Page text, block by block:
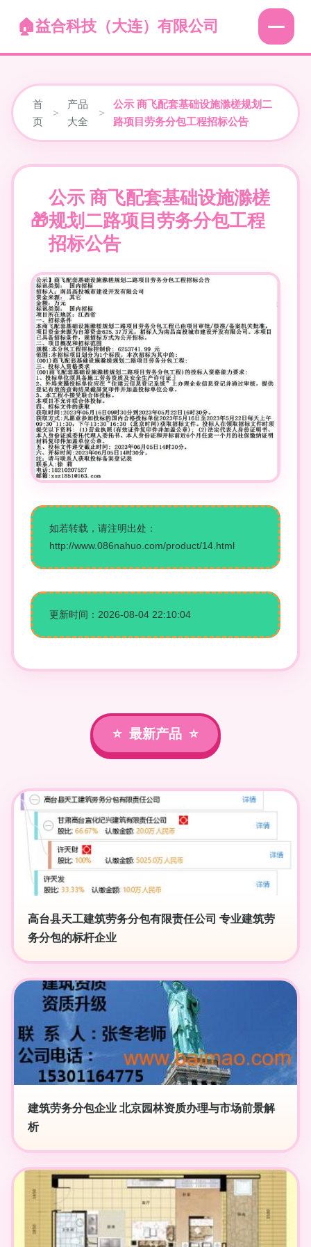
益合科技（大连）有限公司
首
页
>
产品
大全
>
公示 商飞配套基础设施滁槎规划二
路项目劳务分包工程招标公告
公示 商飞配套基础设施滁槎
规划二路项目劳务分包工程
招标公告
如若转载，请注明出处：
http://www.086nahuo.com/product/14.html
更新时间：2026-08-04 22:10:04
最新产品
高台县天工建筑劳务分包有限责任公司 专业建筑劳
务分包的标杆企业
建筑劳务分包企业 北京园林资质办理与市场前景解
析